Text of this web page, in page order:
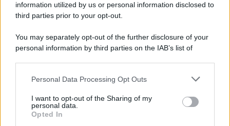
information utilized by us or personal information disclosed to
third parties prior to your opt-out.
You may separately opt-out of the further disclosure of your
personal information by third parties on the IAB’s list of
This information may also be disclosed by us to third parties
disclose it to other third parties.
Please note that this website/app uses one or more Google
Personal Data Processing Opt Outs
I want to opt-out of the Sharing of my
personal data.
Opted In